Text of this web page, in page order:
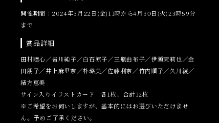
開催期間：2024年3月22日(金)11時から4月30日(火)23時59分
まで
賞品詳細
田村睦心／皆川純子／白石涼子／三瓶由布子／伊瀬茉莉也／金
田朋子／井上麻里奈／朴璐美／佐藤利奈／竹内順子／久川綾／
緒方恵美
サイン入りイラストカード 各1枚、合計12枚
※ご希望をお伺いしますが、基本的にはお選びいただけませ
ん。予めご了承ください。